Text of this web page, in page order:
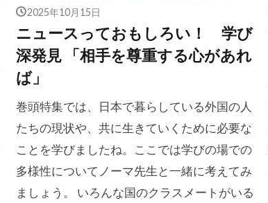
2025年10月15日
ニュースっておもしろい！ 学び
深発見 「相手を尊重する心があれ
ば」
巻頭特集では、日本で暮らしている外国の人
たちの現状や、共に生きていくために必要な
ことを学びましたね。ここでは学びの場での
多様性についてノーマ先生と一緒に考えてみ
ましょう。 いろんな国のクラスメートがいる